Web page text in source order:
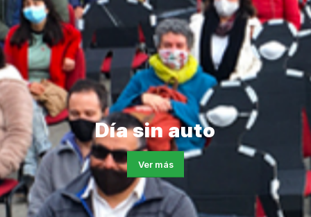
Día sin auto
Ver más